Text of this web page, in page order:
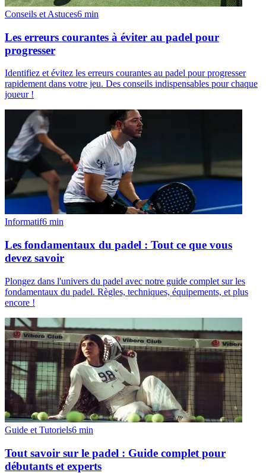
Conseils et Astuces6 min
Les erreurs courantes à éviter au padel pour
progresser
Identifiez et évitez les erreurs courantes au padel pour progresser
rapidement dans votre jeu. Des conseils indispensables pour chaque
joueur !
Informatif6 min
Les fondamentaux du padel : Tout ce que vous
devez savoir
Plongez dans l'univers du padel avec notre guide complet sur les
fondamentaux du padel. Règles, techniques, équipements, et plus
encore !
Guide et Tutoriels6 min
Tout savoir sur le padel : Guide complet pour
débutants et experts